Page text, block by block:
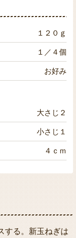
１２０ｇ
１／４個
お好み
大さじ２
小さじ１
４ｃｍ
する。新玉ねぎは